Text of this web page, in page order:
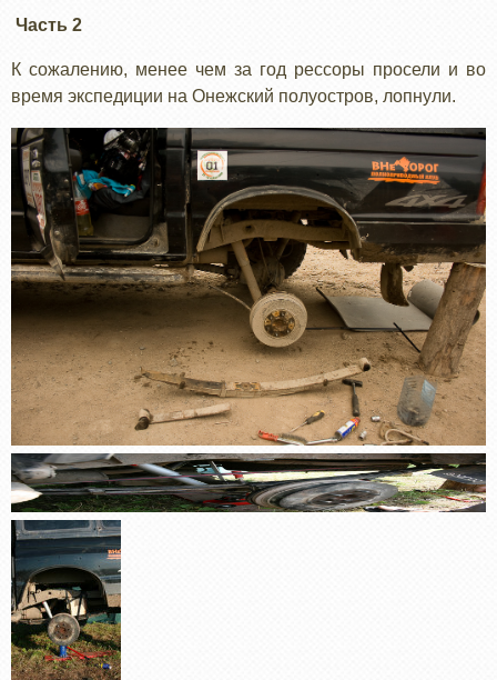
Часть 2
К сожалению, менее чем за год рессоры просели и во
время экспедиции на Онежский полуостров, лопнули.